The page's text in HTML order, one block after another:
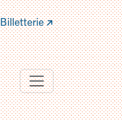
Billetterie